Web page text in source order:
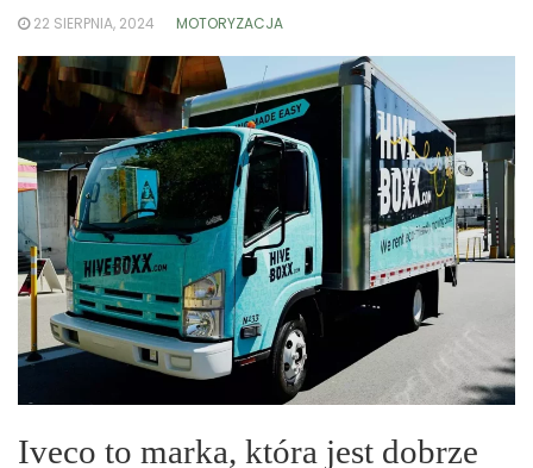
22 SIERPNIA, 2024 MOTORYZACJA
Iveco to marka, która jest dobrze